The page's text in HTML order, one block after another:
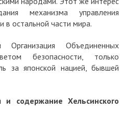
механизма управления
в остальной части мира.
Организация Объединенных
безопасности, только
за японской нацией, бывшей
содержание Хельсинского